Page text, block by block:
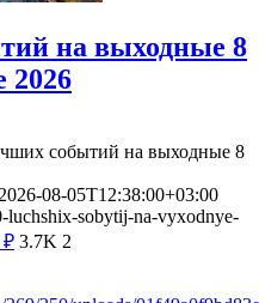
на выходные 8
2026
событий на выходные 8
2026-08-05T12:38:00+03:00
luchshix-sobytij-na-vyxodnye-
₽ 3.7K 2